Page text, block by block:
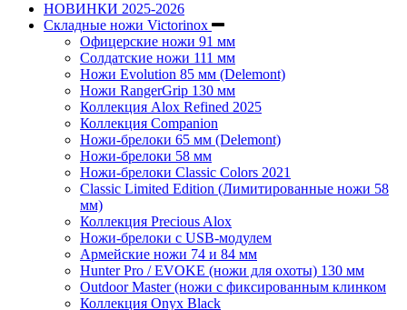
НОВИНКИ 2025-2026
Складные ножи Victorinox
Офицерские ножи 91 мм
Солдатские ножи 111 мм
Ножи Evolution 85 мм (Delemont)
Ножи RangerGrip 130 мм
Коллекция Alox Refined 2025
Коллекция Companion
Ножи-брелоки 65 мм (Delemont)
Ножи-брелоки 58 мм
Ножи-брелоки Classic Colors 2021
Classic Limited Edition (Лимитированные ножи 58
мм)
Коллекция Precious Alox
Ножи-брелоки с USB-модулем
Армейские ножи 74 и 84 мм
Hunter Pro / EVOKE (ножи для охоты) 130 мм
Outdoor Master (ножи с фиксированным клинком
Коллекция Onyx Black